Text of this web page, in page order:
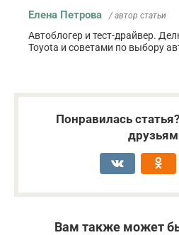
Елена Петрова / автор статьи
Автоблогер и тест-драйвер.
Toyota и советами по выбору
Понравилась
Вам также может